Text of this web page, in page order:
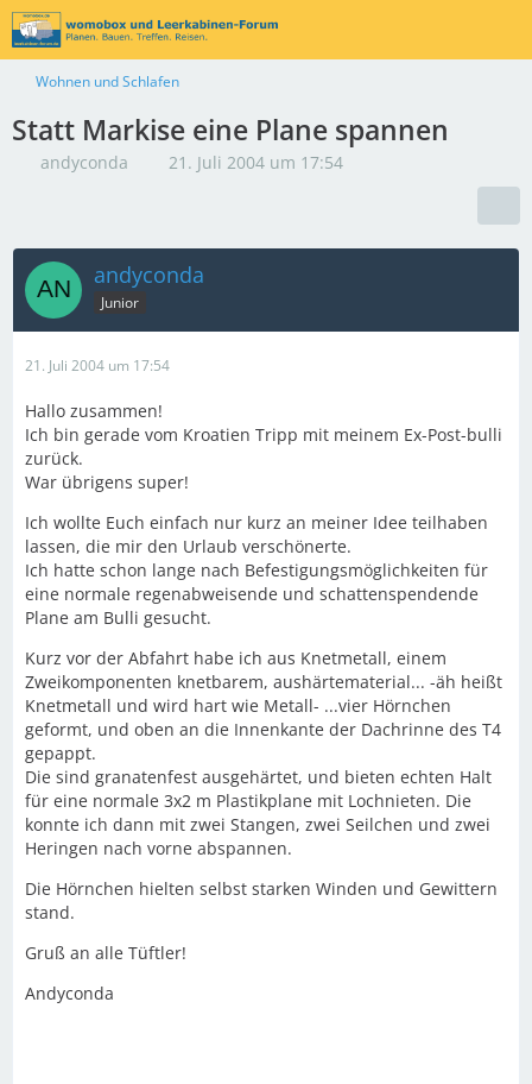
Wohnen und Schlafen
Statt Markise eine Plane spannen
andyconda 21. Juli 2004 um 17:54
andyconda
Junior
21. Juli 2004 um 17:54
Hallo zusammen!
Ich bin gerade vom Kroatien Tripp mit meinem Ex-Post-bulli
zurück.
War übrigens super!
Ich wollte Euch einfach nur kurz an meiner Idee teilhaben
lassen, die mir den Urlaub verschönerte.
Ich hatte schon lange nach Befestigungsmöglichkeiten für
eine normale regenabweisende und schattenspendende
Plane am Bulli gesucht.
Kurz vor der Abfahrt habe ich aus Knetmetall, einem
Zweikomponenten knetbarem, aushärtematerial... -äh heißt
Knetmetall und wird hart wie Metall- ...vier Hörnchen
geformt, und oben an die Innenkante der Dachrinne des T4
gepappt.
Die sind granatenfest ausgehärtet, und bieten echten Halt
für eine normale 3x2 m Plastikplane mit Lochnieten. Die
konnte ich dann mit zwei Stangen, zwei Seilchen und zwei
Heringen nach vorne abspannen.
Die Hörnchen hielten selbst starken Winden und Gewittern
stand.
Gruß an alle Tüftler!
Andyconda